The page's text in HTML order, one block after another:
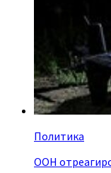
Политика
ООН